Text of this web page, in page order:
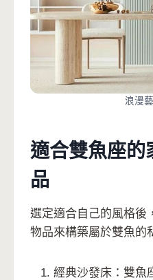
浪漫
適合雙魚座的
品
選定適合自己的風格後
物品來構築屬於雙魚的
經典沙發床：雙魚